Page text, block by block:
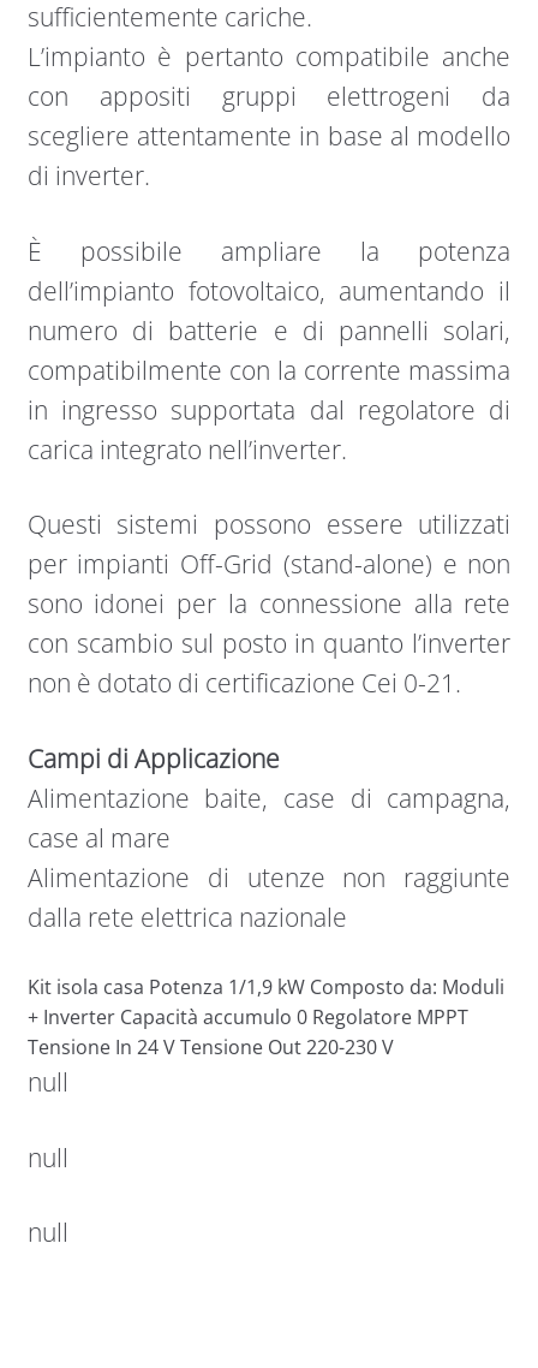
sufficientemente cariche.
L’impianto è pertanto compatibile anche
con appositi gruppi elettrogeni da
scegliere attentamente in base al modello
di inverter.
È possibile ampliare la potenza
dell’impianto fotovoltaico, aumentando il
numero di batterie e di pannelli solari,
compatibilmente con la corrente massima
in ingresso supportata dal regolatore di
carica integrato nell’inverter.
Questi sistemi possono essere utilizzati
per impianti Off-Grid (stand-alone) e non
sono idonei per la connessione alla rete
con scambio sul posto in quanto l’inverter
non è dotato di certificazione Cei 0-21.
Campi di Applicazione
Alimentazione baite, case di campagna,
case al mare
Alimentazione di utenze non raggiunte
dalla rete elettrica nazionale
Kit isola casa Potenza 1/1,9 kW Composto da: Moduli
+ Inverter Capacità accumulo 0 Regolatore MPPT
Tensione In 24 V Tensione Out 220-230 V
null
null
null